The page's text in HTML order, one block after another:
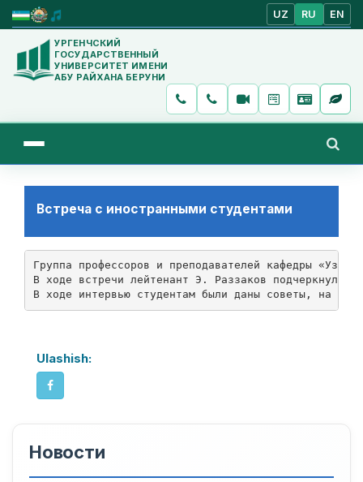
UZ RU EN
УРГЕНЧСКИЙ
ГОСУДАРСТВЕННЫЙ
УНИВЕРСИТЕТ ИМЕНИ
АБУ РАЙХАНА БЕРУНИ
Встреча с иностранными студентами
Группа профессоров и преподавателей кафедры
В ходе встречи лейтенант Э. Раззаков подчеркнул,
В ходе интервью студентам были даны советы, на
Ulashish:
Новости